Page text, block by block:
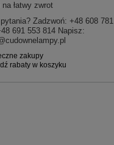
na łatwy zwrot
Zadzwoń: +48 608 781
691 553 814 Napisz: